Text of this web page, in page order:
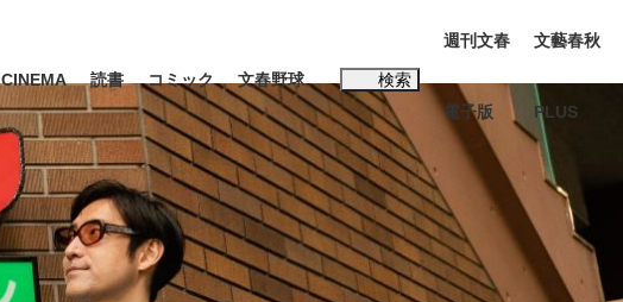
インタビュー 読書
CINEMA 読書 コミック 文春野球 検索
#内田有紀
#松田聖子
週刊文春
電子版
文藝春秋
PLUS